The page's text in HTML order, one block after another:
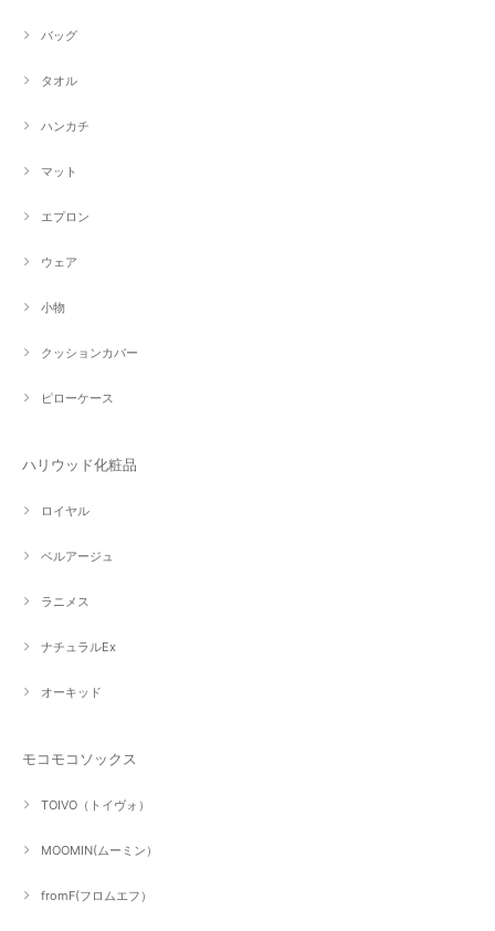
バッグ
タオル
ハンカチ
マット
エプロン
ウェア
小物
クッションカバー
ピローケース
ハリウッド化粧品
ロイヤル
ベルアージュ
ラニメス
ナチュラルEx
オーキッド
モコモコソックス
TOIVO（トイヴォ）
MOOMIN(ムーミン）
fromF(フロムエフ）